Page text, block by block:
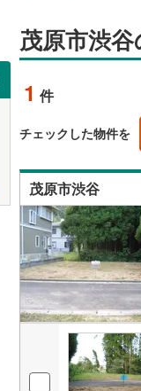
茂原市渋
1 件
チェックした物件を
茂原市渋谷
信越・北陸
近畿
中国
四国
九州・沖縄
該当物件0
かの地域
該当物件0
該当物件0
地下鉄
該当物件0
該当物件0
該当物件0